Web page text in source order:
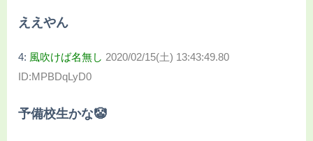
ええやん
4: 風吹けば名無し 2020/02/15(土) 13:43:49.80
ID:MPBDqLyD0
予備校生かな🤡